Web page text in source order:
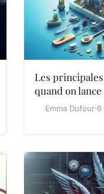
Les
quand on
Emma Dufour·6